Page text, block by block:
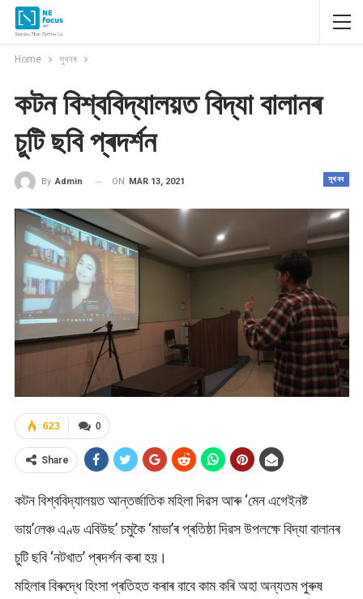
Home সুখবৰ
কটন বিশ্ববিদ্যালয়ত বিদ্যা বালানৰ
চুটি ছবি প্ৰদৰ্শন
সুখবৰ
By Admin ON MAR 13, 2021
0
623
Share
কটন বিশ্ববিদ্যালয়ত আন্তৰ্জাতিক মহিলা দিৱস আৰু ‘মেন এগেইনষ্ট
ভায়’লেঞ্চ এণ্ড এবিউছ’ চমুকৈ ‘মাভা’ৰ প্ৰতিষ্ঠা দিৱস উপলক্ষে বিদ্যা বালানৰ
চুটি ছবি ‘নটখাত’ প্ৰদৰ্শন কৰা হয়।
মহিলাৰ বিৰুদ্ধে হিংসা প্ৰতিহত কৰাৰ বাবে কাম কৰি অহা অন্যতম পুৰুষ